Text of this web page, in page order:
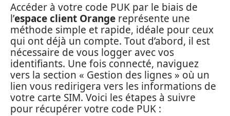
Accéder à votre code PUK par le biais de
l’espace client Orange représente une
méthode simple et rapide, idéale pour ceux
qui ont déjà un compte. Tout d’abord, il est
nécessaire de vous logger avec vos
identifiants. Une fois connecté, naviguez
vers la section « Gestion des lignes » où un
lien vous redirigera vers les informations de
votre carte SIM. Voici les étapes à suivre
pour récupérer votre code PUK :